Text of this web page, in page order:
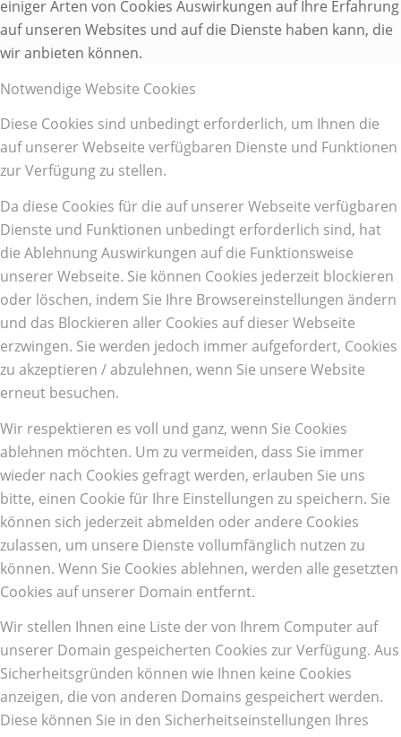
einiger Arten von Cookies Auswirkungen auf Ihre Erfahrung
auf unseren Websites und auf die Dienste haben kann, die
wir anbieten können.
Notwendige Website Cookies
Diese Cookies sind unbedingt erforderlich, um Ihnen die
auf unserer Webseite verfügbaren Dienste und Funktionen
zur Verfügung zu stellen.
Da diese Cookies für die auf unserer Webseite verfügbaren
Dienste und Funktionen unbedingt erforderlich sind, hat
die Ablehnung Auswirkungen auf die Funktionsweise
unserer Webseite. Sie können Cookies jederzeit blockieren
oder löschen, indem Sie Ihre Browsereinstellungen ändern
und das Blockieren aller Cookies auf dieser Webseite
erzwingen. Sie werden jedoch immer aufgefordert, Cookies
zu akzeptieren / abzulehnen, wenn Sie unsere Website
erneut besuchen.
Wir respektieren es voll und ganz, wenn Sie Cookies
ablehnen möchten. Um zu vermeiden, dass Sie immer
wieder nach Cookies gefragt werden, erlauben Sie uns
bitte, einen Cookie für Ihre Einstellungen zu speichern. Sie
können sich jederzeit abmelden oder andere Cookies
zulassen, um unsere Dienste vollumfänglich nutzen zu
können. Wenn Sie Cookies ablehnen, werden alle gesetzten
Cookies auf unserer Domain entfernt.
Wir stellen Ihnen eine Liste der von Ihrem Computer auf
unserer Domain gespeicherten Cookies zur Verfügung. Aus
Sicherheitsgründen können wie Ihnen keine Cookies
anzeigen, die von anderen Domains gespeichert werden.
Diese können Sie in den Sicherheitseinstellungen Ihres